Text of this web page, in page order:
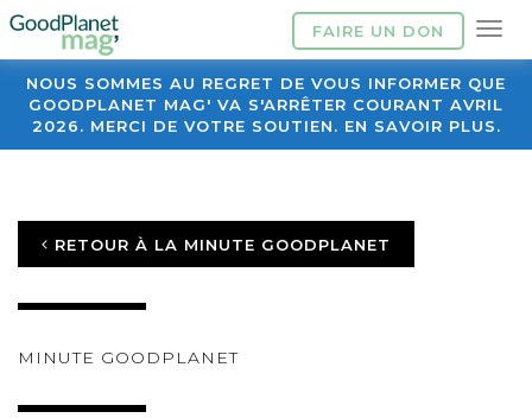
FAIRE UN DON
NOUS SOMMES AU REGRET DE VOUS INFORMER QUE
GOODPLANET MAG' VA S'ARRÊTER COURANT AVRIL
2026. MERCI DE VOTRE SOUTIEN. EN SAVOIR PLUS.
RETOUR À LA MINUTE GOODPLANET
MINUTE GOODPLANET